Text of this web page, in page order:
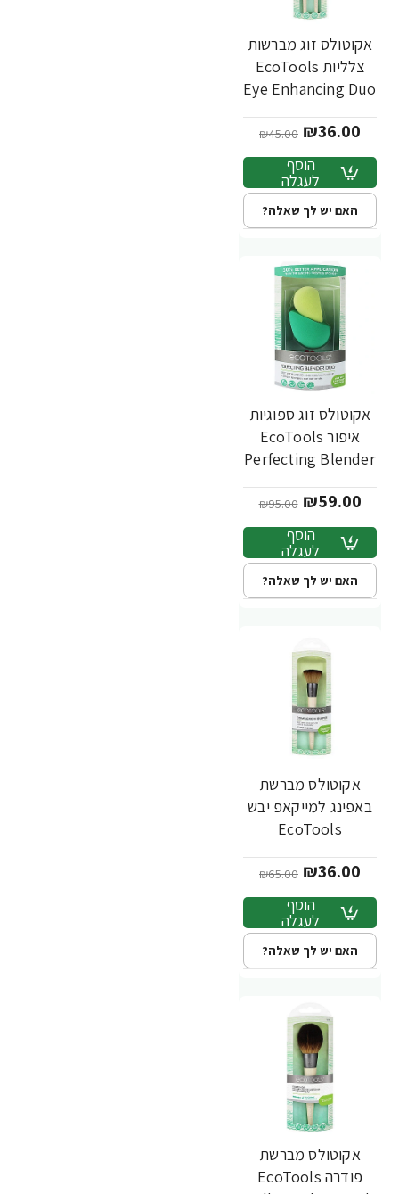
-20%
אקוטולס זוג מברשות
צלליות EcoTools
Eye Enhancing Duo
₪36.00
₪45.00
הוסף
לעגלה
האם יש לך שאלה?
-38%
אקוטולס זוג ספוגיות
איפור EcoTools
Perfecting Blender
₪59.00
₪95.00
הוסף
לעגלה
האם יש לך שאלה?
-45%
אקוטולס מברשת
באפינג למייקאפ יבש
EcoTools
Brush
₪36.00
₪65.00
הוסף
לעגלה
האם יש לך שאלה?
-32%
אקוטולס מברשת
פודרה EcoTools